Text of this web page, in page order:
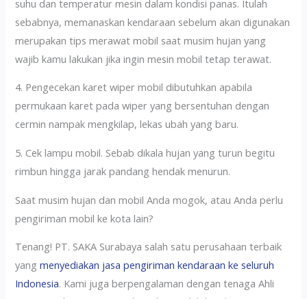
suhu dan temperatur mesin dalam kondisi panas. Itulah
sebabnya, memanaskan kendaraan sebelum akan digunakan
merupakan tips merawat mobil saat musim hujan yang
wajib kamu lakukan jika ingin mesin mobil tetap terawat.
4. Pengecekan karet wiper mobil dibutuhkan apabila
permukaan karet pada wiper yang bersentuhan dengan
cermin nampak mengkilap, lekas ubah yang baru.
5. Cek lampu mobil. Sebab dikala hujan yang turun begitu
rimbun hingga jarak pandang hendak menurun.
Saat musim hujan dan mobil Anda mogok, atau Anda perlu
pengiriman mobil ke kota lain?
Tenang! PT. SAKA Surabaya salah satu perusahaan terbaik
yangmenyediakan jasa pengiriman kendaraan ke seluruh
Indonesia. Kami juga berpengalaman dengan tenaga Ahli